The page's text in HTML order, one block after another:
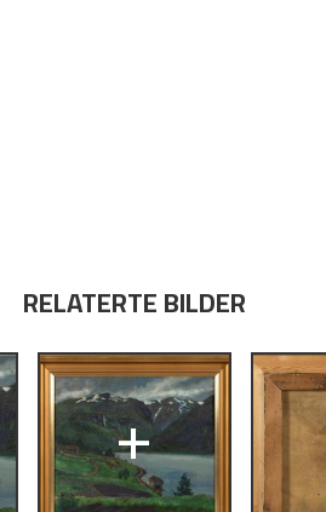
RELATERTE BILDER
+